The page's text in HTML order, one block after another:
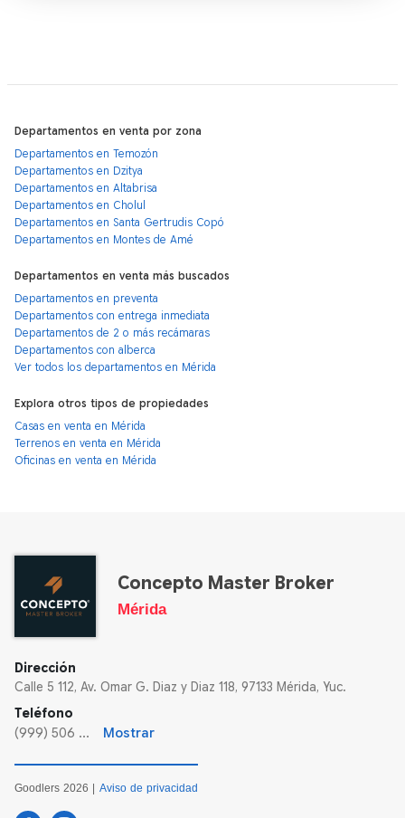
Departamentos en venta por zona
Departamentos en Temozón
Departamentos en Dzitya
Departamentos en Altabrisa
Departamentos en Cholul
Departamentos en Santa Gertrudis Copó
Departamentos en Montes de Amé
Departamentos en venta más buscados
Departamentos en preventa
Departamentos con entrega inmediata
Departamentos de 2 o más recámaras
Departamentos con alberca
Ver todos los departamentos en Mérida
Explora otros tipos de propiedades
Casas en venta en Mérida
Terrenos en venta en Mérida
Oficinas en venta en Mérida
Concepto Master Broker
Mérida
Dirección
Calle 5 112, Av. Omar G. Diaz y Diaz 118, 97133 Mérida, Yuc.
Teléfono
(999) 506 ...
Mostrar
Goodlers 2026 | Aviso de privacidad